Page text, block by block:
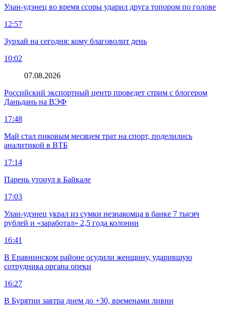
Улан-удэнец во время ссоры ударил друга топором по голове
12:57
Зурхай на сегодня: кому благоволит день
10:02
07.08.2026
Российский экспортный центр проведет стрим с блогером
Даньдань на ВЭФ
17:48
Май стал пиковым месяцем трат на спорт, поделились
аналитикой в ВТБ
17:14
Парень утонул в Байкале
17:03
Улан-удэнец украл из сумки незнакомца в банке 7 тысяч
рублей и «заработал» 2,5 года колонии
16:41
В Еравнинском районе осудили женщину, ударившую
сотрудника органа опеки
16:27
В Бурятии завтра днем до +30, временами ливни